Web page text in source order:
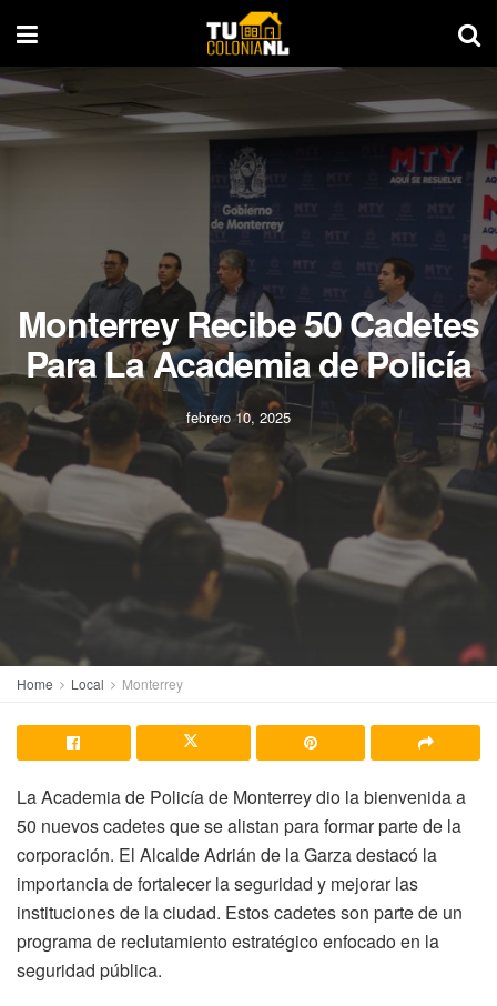
Monterrey Recibe 50 Cadetes
Para La Academia de Policía
febrero 10, 2025
Home Local Monterrey
La Academia de Policía de Monterrey dio la bienvenida a
50 nuevos cadetes que se alistan para formar parte de la
corporación. El Alcalde Adrián de la Garza destacó la
importancia de fortalecer la seguridad y mejorar las
instituciones de la ciudad. Estos cadetes son parte de un
programa de reclutamiento estratégico enfocado en la
seguridad pública.